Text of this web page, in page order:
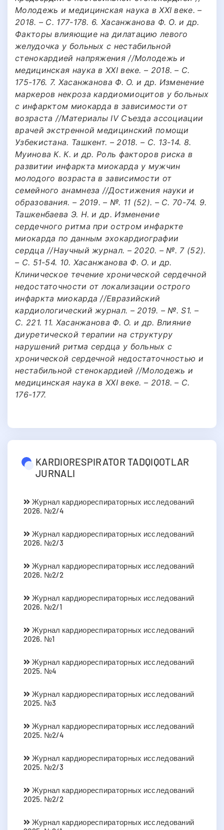
Молодежь и медицинская наука в XXI веке. –
2018. – С. 177-178. 6. Хасанжанова Ф. О. и др.
Факторы влияющие на дилатацию левого
желудочка у больных с нестабильной
стенокардией напряжения //Молодежь и
медицинская наука в XXI веке. – 2018. – С.
175-176. 7. Хасанжанова Ф. О. и др. Изменение
маркеров некроза кардиомиоцитов у больных
с инфарктом миокарда в зависимости от
возраста //Материалы IV Съезда ассоциации
врачей экстренной медицинский помощи
Узбекистана. Ташкент. – 2018. – С. 13-14. 8.
Муинова К. К. и др. Роль факторов риска в
развитии инфаркта миокарда у мужчин
молодого возраста в зависимости от
семейного анамнеза //Достижения науки и
образования. – 2019. – №. 11 (52). – С. 70-74. 9.
Ташкенбаева Э. Н. и др. Изменение
сердечного ритма при остром инфаркте
миокарда по данным эхокардиографии
сердца //Научный журнал. – 2020. – №. 7 (52).
– С. 51-54. 10. Хасанжанова Ф. О. и др.
Клиническое течение хронической сердечной
недостаточности от локализации острого
инфаркта миокарда //Евразийский
кардиологический журнал. – 2019. – №. S1. –
С. 221. 11. Хасанжанова Ф. О. и др. Влияние
диуретической терапии на структуру
нарушений ритма сердца у больных с
хронической сердечной недостаточностью и
нестабильной стенокардией //Молодежь и
медицинская наука в XXI веке. – 2018. – С.
176-177.
KARDIORESPIRATOR TADQIQOTLAR
JURNALI
Журнал кардиореспираторных исследований
2026. №2/4
Журнал кардиореспираторных исследований
2026. №2/3
Журнал кардиореспираторных исследований
2026. №2/2
Журнал кардиореспираторных исследований
2026. №2/1
Журнал кардиореспираторных исследований
2026. №1
Журнал кардиореспираторных исследований
2025. №4
Журнал кардиореспираторных исследований
2025. №3
Журнал кардиореспираторных исследований
2025. №2/4
Журнал кардиореспираторных исследований
2025. №2/3
Журнал кардиореспираторных исследований
2025. №2/2
Журнал кардиореспираторных исследований